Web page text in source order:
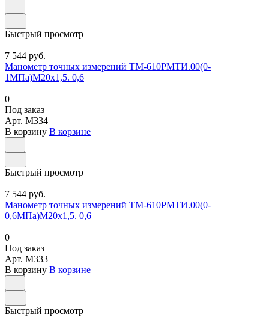
Быстрый просмотр
7 544 руб.
Манометр точных измерений ТМ-610РМТИ.00(0-
1МПа)М20х1,5. 0,6
0
Под заказ
Арт. M334
В корзину В корзине
Быстрый просмотр
7 544 руб.
Манометр точных измерений ТМ-610РМТИ.00(0-
0,6МПа)М20х1,5. 0,6
0
Под заказ
Арт. M333
В корзину В корзине
Быстрый просмотр